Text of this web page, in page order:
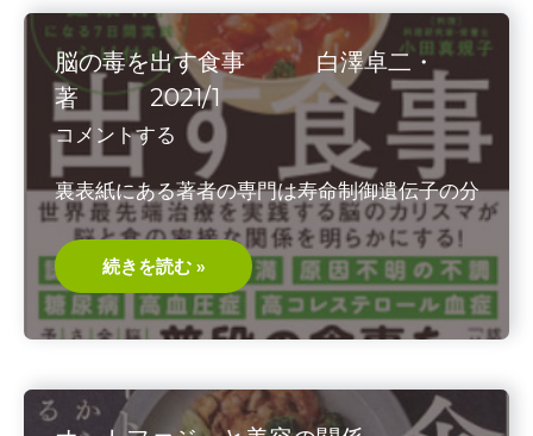
目
の
壁
和
田
樹・
著
2023/11
脳の毒を出す食事 白澤卓二・
著 2021/1
コメントする
裏表紙にある著者の専門は寿命制御遺伝子の分
脳
の
毒
を
出
事
白
澤
続きを読む »